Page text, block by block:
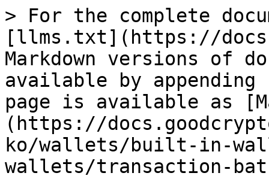
> For the complete
[llms.txt](https://
Markdown versions of
available by
page is available as
(https://
ko/wallets/built-in-
wallets/transaction-